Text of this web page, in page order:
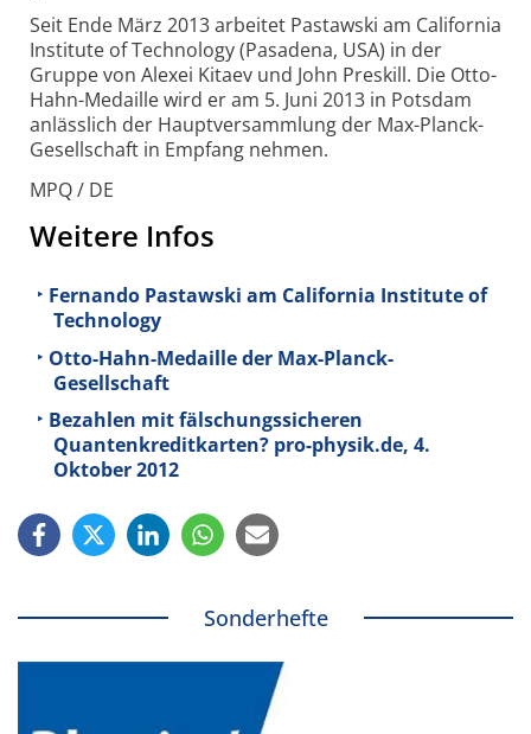
Seit Ende März 2013 arbeitet Pastawski am California
Institute of Technology (Pasadena, USA) in der
Gruppe von Alexei Kitaev und John Preskill. Die Otto-
Hahn-Medaille wird er am 5. Juni 2013 in Potsdam
anlässlich der Hauptversammlung der Max-Planck-
Gesellschaft in Empfang nehmen.
MPQ / DE
Weitere Infos
Fernando Pastawski am California Institute of
Technology
Otto-Hahn-Medaille der Max-Planck-
Gesellschaft
Bezahlen mit fälschungssicheren
Quantenkreditkarten? pro-physik.de, 4.
Oktober 2012
Sonderhefte